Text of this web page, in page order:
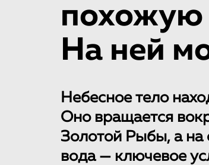
похожую
На ней
Небесное тело
Оно вращается
Золотой Рыбы, а на
вода — ключевое